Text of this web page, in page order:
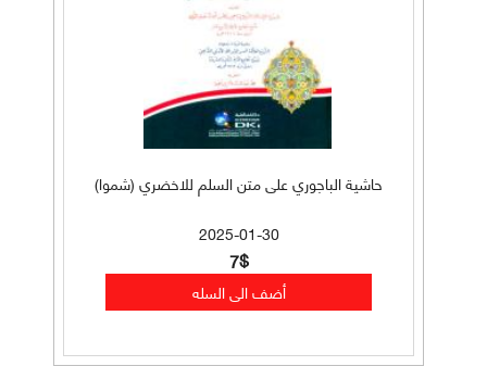
حاشية الباجوري على متن السلم للاخضري (شموا)
2025-01-30
7$